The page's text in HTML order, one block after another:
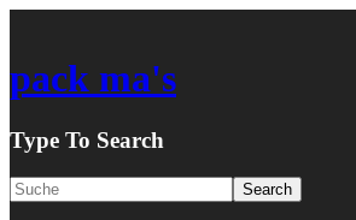
pack ma's
Type To Search